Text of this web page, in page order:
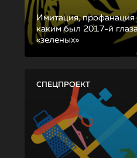
Имитация,
каким был 2017-й
«зеленых»
СПЕЦПРОЕКТ